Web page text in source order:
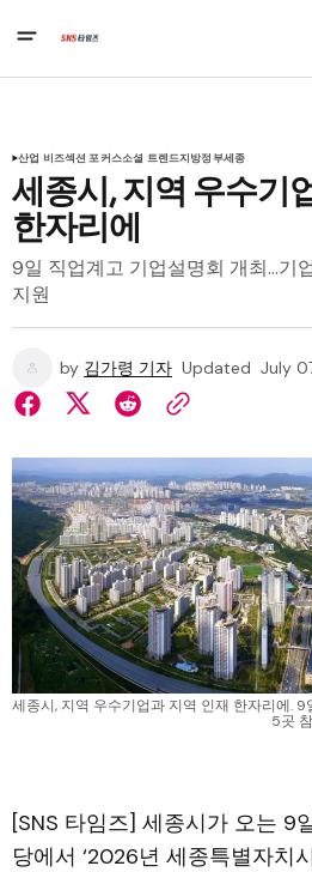
산업 비즈섹션 포커스소셜 트렌드지방정부세종
세종시, 지역 우수기
한자리에
9일 직업계고 기업설명회 개최…기
지원
by 김가령 기자 Updated July
세종시, 지역 우수기업과 지역 인재 한자리에.
5곳
[SNS 타임즈] 세종시가 오는 9
당에서 ‘2026년 세종특별자치